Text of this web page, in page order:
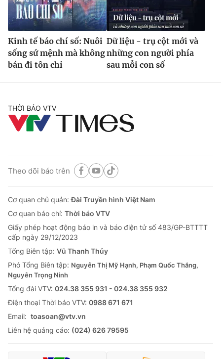
Kinh tế báo chí số: Nuôi
sống sứ mệnh mà không
bán đi tôn chỉ
Dữ liệu - trụ cột mới và
những con người phía
sau mỗi con số
THỜI BÁO VTV
Theo dõi báo trên
Cơ quan chủ quản:Đài Truyền hình Việt Nam
Cơ quan báo chí: Thời báo VTV
Giấy phép hoạt động báo in và báo điện tử số 483/GP-BTTTT
cấp ngày 29/12/2023
Tổng Biên tập: Vũ Thanh Thủy
Phó Tổng Biên tập: Nguyễn Thị Mỹ Hạnh, Phạm Quốc Thắng,
Nguyễn Trọng Ninh
Tổng đài VTV: 024.38 355 931 - 024.38 355 932
Ðiện thoại Thời báo VTV: 0988 671 671
Email: toasoan@vtv.vn
Liên hệ quảng cáo: (024) 626 79595